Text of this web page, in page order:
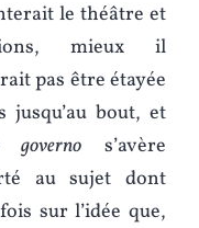
le théâtre et
mieux il
pas être étayée
jusqu’au bout, et
governo s’avère
au sujet dont
sur l’idée que,